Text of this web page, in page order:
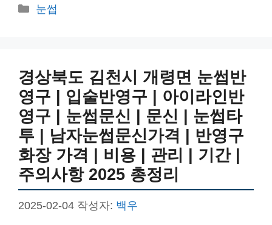
카
눈썹
경상북도 김천시 개령면 눈썹반
영구 | 입술반영구 | 아이라인반
영구 | 눈썹문신 | 문신 | 눈썹타
투 | 남자눈썹문신가격 | 반영구
화장 가격 | 비용 | 관리 | 기간 |
주의사항 2025 총정리
2025-02-04 작성자: 백우